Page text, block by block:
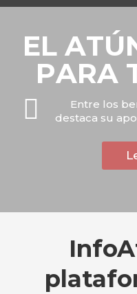
EL ATÚ
PARA
Entre los be
destaca su apo